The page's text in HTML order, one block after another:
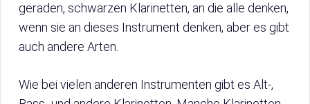
geraden, schwarzen Klarinetten, an die alle denken,
wenn sie an dieses Instrument denken, aber es gibt
auch andere Arten.
Wie bei vielen anderen Instrumenten gibt es Alt-,